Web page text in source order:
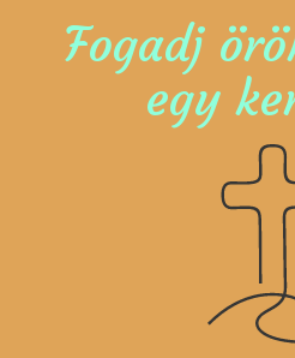
Fogadj
egy